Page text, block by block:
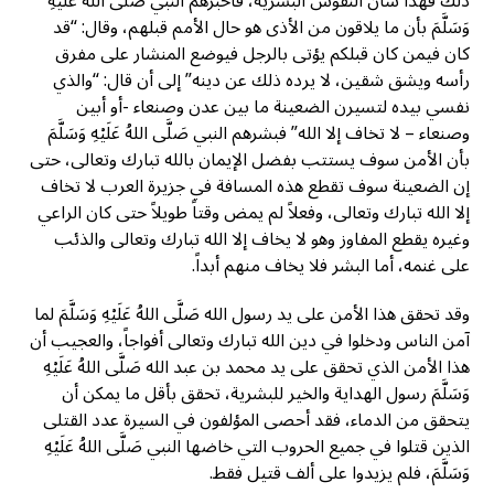
وَسَلَّمَ بأن ما يلاقون من الأذى هو حال الأمم قبلهم، وقال: “قد
كان فيمن كان قبلكم يؤتى بالرجل فيوضع المنشار على مفرق
رأسه ويشق شقين، لا يرده ذلك عن دينه” إلى أن قال: “والذي
نفسي بيده لتسيرن الضعينة ما بين عدن وصنعاء -أو أبين
وصنعاء – لا تخاف إلا الله” فبشرهم النبي صَلَّى اللهُ عَلَيْهِ وَسَلَّمَ
بأن الأمن سوف يستتب بفضل الإيمان بالله تبارك وتعالى، حتى
إن الضعينة سوف تقطع هذه المسافة في جزيرة العرب لا تخاف
إلا الله تبارك وتعالى، وفعلاً لم يمض وقتاً طويلاً حتى كان الراعي
وغيره يقطع المفاوز وهو لا يخاف إلا الله تبارك وتعالى والذئب
على غنمه، أما البشر فلا يخاف منهم أبداً.
وقد تحقق هذا الأمن على يد رسول الله صَلَّى اللهُ عَلَيْهِ وَسَلَّمَ لما
آمن الناس ودخلوا في دين الله تبارك وتعالى أفواجاً، والعجيب أن
هذا الأمن الذي تحقق على يد محمد بن عبد الله صَلَّى اللهُ عَلَيْهِ
وَسَلَّمَ رسول الهداية والخير للبشرية، تحقق بأقل ما يمكن أن
يتحقق من الدماء، فقد أحصى المؤلفون في السيرة عدد القتلى
الذين قتلوا في جميع الحروب التي خاضها النبي صَلَّى اللهُ عَلَيْهِ
وَسَلَّمَ، فلم يزيدوا على ألف قتيل فقط.